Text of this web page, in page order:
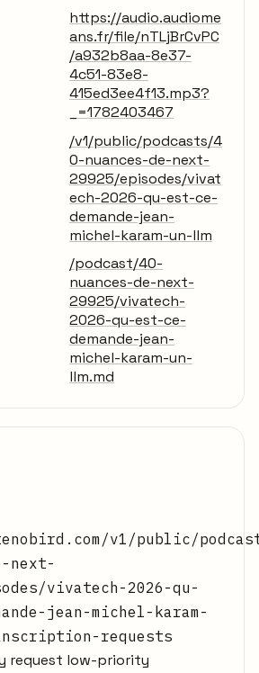
https://audio.audiome
ans.fr/file/nTLjBrCvPC
/a932b8aa-8e37-
4c51-83e8-
415ed3ee4f13.mp3?
_=1782403467
/v1/public/podcasts/4
0-nuances-de-next-
29925/episodes/vivat
ech-2026-qu-est-ce-
demande-jean-
michel-karam-un-llm
/podcast/40-
nuances-de-next-
29925/vivatech-
2026-qu-est-ce-
demande-jean-
michel-karam-un-
llm.md
v1/public/
next-
vivatech-2026-qu-
jean-michel-karam-
requests
request low-priority